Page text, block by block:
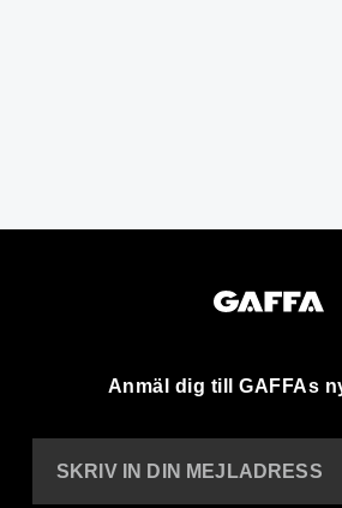
Anmäl dig till GAFFAs
SKRIV IN DIN MEJLADRESS